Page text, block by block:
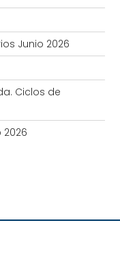
Junio 2026
Ciclos de